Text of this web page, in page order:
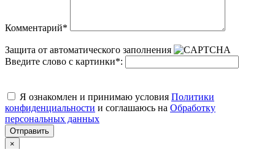
Комментарий*
Защита от автоматического заполнения
Введите слово с картинки*:
Я ознакомлен и принимаю условия Политики
конфиденциальности и соглашаюсь на Обработку
персональных данных
Отправить
×